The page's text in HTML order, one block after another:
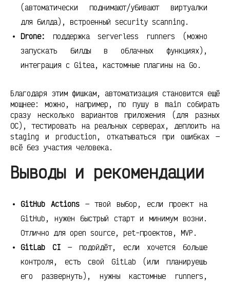
(автоматически поднимают/убивают виртуалки
для билда), встроенный security scanning.
Drone:
поддержка serverless runners (можно
запускать билды в облачных функциях),
интеграция с Gitea, кастомные плагины на Go.
Благодаря этим фишкам, автоматизация становится ещё
мощнее: можно, например, по пушу в main собирать
сразу несколько вариантов приложения (для разных
ОС), тестировать на реальных серверах, деплоить на
staging и production, откатываться при ошибках —
всё без участия человека.
Выводы и рекомендации
GitHub Actions— твой выбор, если проект на
GitHub, нужен быстрый старт и минимум возни.
Отлично для open source, pet-проектов, MVP.
GitLab CI— подойдёт, если хочется больше
контроля, есть свой GitLab (или планируешь
его развернуть), нужны кастомные runners,